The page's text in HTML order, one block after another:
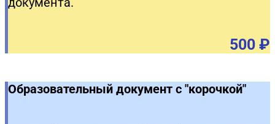
500 ₽
Образовательный документ с "корочкой"